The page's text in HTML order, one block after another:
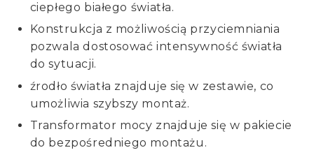
ciepłego białego światła.
Konstrukcja z możliwością przyciemniania
pozwala dostosować intensywność światła
do sytuacji.
źrodło światła znajduje się w zestawie, co
umożliwia szybszy montaż.
Transformator mocy znajduje się w pakiecie
do bezpośredniego montażu.